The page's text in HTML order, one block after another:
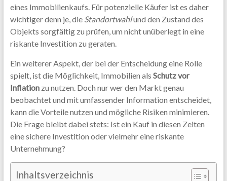
eines Immobilienkaufs. Für potenzielle Käufer ist es daher
wichtiger denn je, die Standortwahlund den Zustand des
Objekts sorgfältig zu prüfen, um nicht unüberlegt in eine
riskante Investition zu geraten.
Ein weiterer Aspekt, der bei der Entscheidung eine Rolle
spielt, ist die Möglichkeit, Immobilien als Schutz vor
Inflationzu nutzen. Doch nur wer den Markt genau
beobachtet und mit umfassender Information entscheidet,
kann die Vorteile nutzen und mögliche Risiken minimieren.
Die Frage bleibt dabei stets: Ist ein Kauf in diesen Zeiten
eine sichere Investition oder vielmehr eine riskante
Unternehmung?
Inhaltsverzeichnis